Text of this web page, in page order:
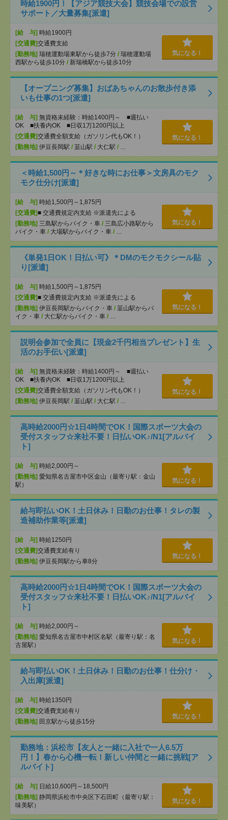
時給1900円！【アジア競技大会】競技会場での設営
サポート／大量募集[派遣]
[給 与] 時給1900円
[交通費]交通費支給
[勤務地] 瑞穂運動場東駅から徒歩7分 / 瑞穂運動場
西駅から徒歩10分 / 新瑞橋駅から徒歩10分
気になる！
【オープニング募集】おばあちゃんのお散歩付き添
いも仕事の1つ[派遣]
[給 与] 無資格未経験：時給1400円～ ■週払い
OK ■扶養内OK ■日収1万1200円以上
[交通費]交通費全額支給（ガソリン代もOK！）
[勤務地] 伊豆長岡駅 / 韮山駅 / 大仁駅 / …
気になる！
＜時給1,500円～＊好きな時にお仕事＞文房具のモク
モク仕分け[派遣]
[給 与] 時給1,500円～1,875円
[交通費]■ 交通費規定内支給 ※派遣先による
[勤務地] 三島駅からバイク・車 / 三島広小路駅から
バイク・車 / 大場駅からバイク・車 / …
気になる！
《単発1日OK！日払い可》＊DMのモクモクシール貼
り[派遣]
[給 与] 時給1,500円～1,875円
[交通費]■ 交通費規定内支給 ※派遣先による
[勤務地] 伊豆長岡駅からバイク・車 / 韮山駅からバ
イク・車 / 大仁駅からバイク・車 / …
気になる！
説明会参加で全員に【現金2千円相当プレゼント】生
活のお手伝い[派遣]
[給 与] 無資格未経験：時給1400円～ ■週払い
OK ■扶養内OK ■日収1万1200円以上
[交通費]交通費全額支給（ガソリン代もOK！）
[勤務地] 伊豆長岡駅 / 韮山駅 / 大仁駅 / …
気になる！
高時給2000円☆1日4時間でOK！国際スポーツ大会の
受付スタッフ☆来社不要！日払いOK♪/N1[アルバイ
ト]
[給 与] 時給2,000円～
[勤務地] 愛知県名古屋市中区金山（最寄り駅：金山
駅）
気になる！
給与即払いOK！土日休み！日勤のお仕事！タレの製
造補助作業等[派遣]
[給 与] 時給1250円
[交通費]交通費支給有り
[勤務地] 伊豆長岡駅から車8分
気になる！
高時給2000円☆1日4時間でOK！国際スポーツ大会の
受付スタッフ☆来社不要！日払いOK♪/N1[アルバイ
ト]
[給 与] 時給2,000円～
[勤務地] 愛知県名古屋市中村区名駅（最寄り駅：名
古屋駅）
気になる！
給与即払いOK！土日休み！日勤のお仕事！仕分け・
入出庫[派遣]
[給 与] 時給1350円
[交通費]交通費支給有り
[勤務地] 田京駅から徒歩15分
気になる！
勤務地：浜松市【友人と一緒に入社で一人6.5万
円！】春から心機一転！新しい仲間と一緒に挑戦[ア
ルバイト]
[給 与] 日給10,600円～18,500円
[勤務地] 静岡県浜松市中央区下石田町（最寄り駅：
味美駅）
気になる！